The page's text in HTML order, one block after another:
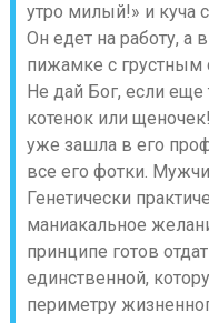
утро милый!» и куча
Он едет на работу, а
пижамке с грустным
Не дай Бог, если
котенок или
уже зашла в его
все его фотки.
Генетически
маниакальное
принципе готов
единственной,
периметру